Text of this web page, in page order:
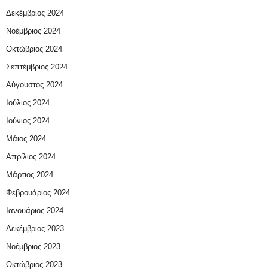
Δεκέμβριος 2024
Νοέμβριος 2024
Οκτώβριος 2024
Σεπτέμβριος 2024
Αύγουστος 2024
Ιούλιος 2024
Ιούνιος 2024
Μάιος 2024
Απρίλιος 2024
Μάρτιος 2024
Φεβρουάριος 2024
Ιανουάριος 2024
Δεκέμβριος 2023
Νοέμβριος 2023
Οκτώβριος 2023